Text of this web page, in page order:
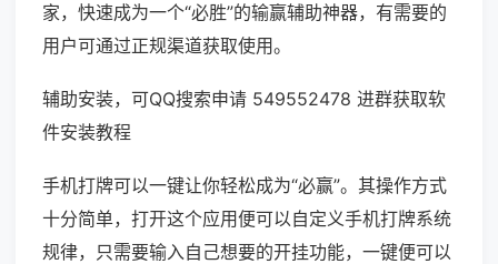
家，快速成为一个“必胜”的输赢辅助神器，有需要的
用户可通过正规渠道获取使用。
辅助安装，可QQ搜索申请 549552478 进群获取软
件安装教程
手机打牌可以一键让你轻松成为“必赢”。其操作方式
十分简单，打开这个应用便可以自定义手机打牌系统
规律，只需要输入自己想要的开挂功能，一键便可以